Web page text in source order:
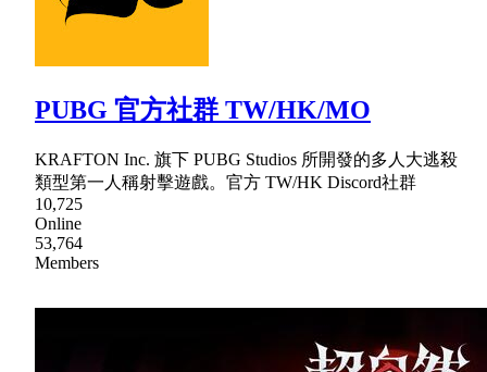
PUBG 官方社群 TW/HK/MO
KRAFTON Inc. 旗下 PUBG Studios 所開發的多人大逃殺
類型第一人稱射擊遊戲。官方 TW/HK Discord社群
10,725
Online
53,764
Members